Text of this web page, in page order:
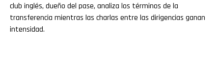
club inglés, dueño del pase, analiza los términos de la
transferencia mientras las charlas entre las dirigencias ganan
intensidad.